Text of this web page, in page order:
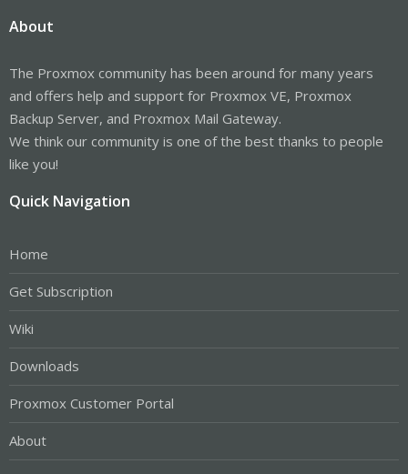
About
The Proxmox community has been around for many years
and offers help and support for Proxmox VE, Proxmox
Backup Server, and Proxmox Mail Gateway.
We think our community is one of the best thanks to people
like you!
Quick Navigation
Home
Get Subscription
Wiki
Downloads
Proxmox Customer Portal
About